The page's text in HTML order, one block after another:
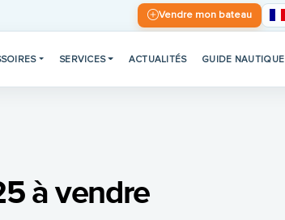
Vendre mon bateau
SERVICES ACTUALITÉS GUIDE NAUTIQUE
à vendre